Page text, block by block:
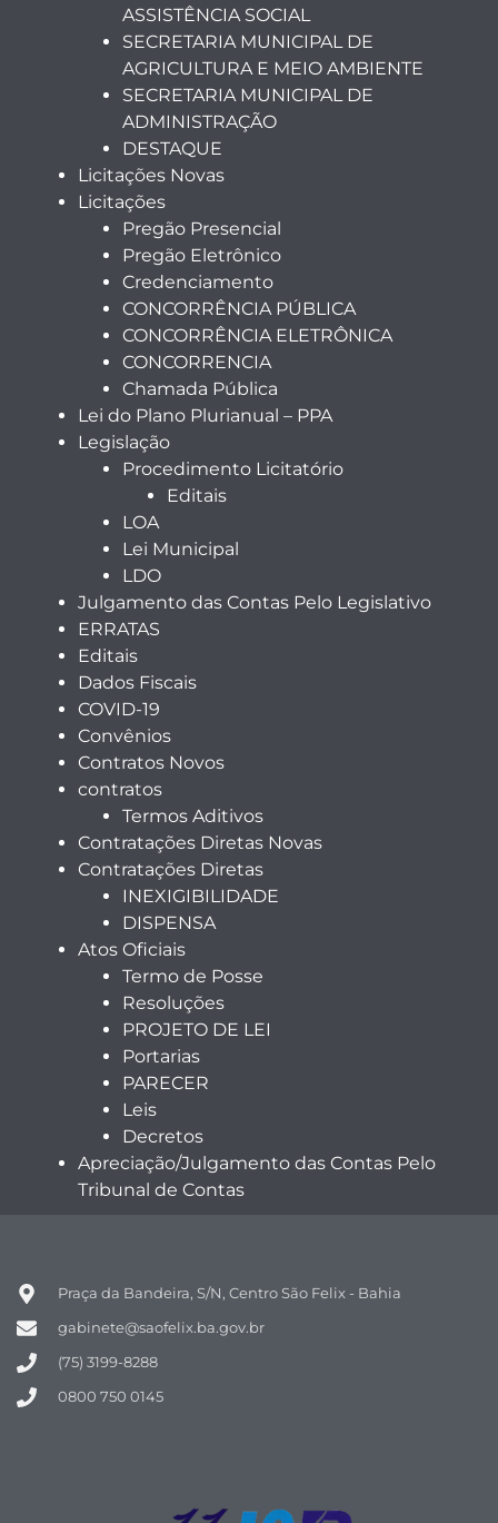
ASSISTÊNCIA SOCIAL
SECRETARIA MUNICIPAL DE
AGRICULTURA E MEIO AMBIENTE
SECRETARIA MUNICIPAL DE
ADMINISTRAÇÃO
DESTAQUE
Licitações Novas
Licitações
Pregão Presencial
Pregão Eletrônico
Credenciamento
CONCORRÊNCIA PÚBLICA
CONCORRÊNCIA ELETRÔNICA
CONCORRENCIA
Chamada Pública
Lei do Plano Plurianual – PPA
Legislação
Procedimento Licitatório
Editais
LOA
Lei Municipal
LDO
Julgamento das Contas Pelo Legislativo
ERRATAS
Editais
Dados Fiscais
COVID-19
Convênios
Contratos Novos
contratos
Termos Aditivos
Contratações Diretas Novas
Contratações Diretas
INEXIGIBILIDADE
DISPENSA
Atos Oficiais
Termo de Posse
Resoluções
PROJETO DE LEI
Portarias
PARECER
Leis
Decretos
Apreciação/Julgamento das Contas Pelo
Tribunal de Contas
Praça da Bandeira, S/N, Centro São Felix - Bahia
gabinete@saofelix.ba.gov.br
(75) 3199-8288
0800 750 0145